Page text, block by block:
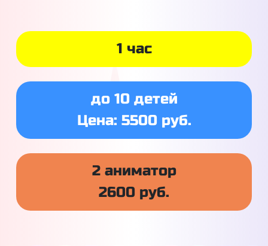
1 час
до 10 детей
Цена: 5500 руб.
2 аниматор
2600 руб.